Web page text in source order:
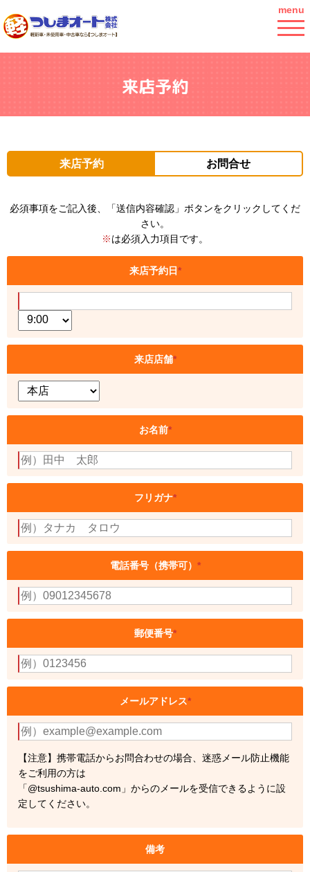
menu
来店予約
来店予約 お問合せ
必須事項をご記入後、「送信内容確認」ボタンをクリックしてくだ
さい。
※は必須入力項目です。
来店予約日*
来店店舗*
お名前*
フリガナ*
電話番号（携帯可） *
郵便番号*
メールアドレス*
【注意】携帯電話からお問合わせの場合、迷惑メール防止機能
をご利用の方は
「@tsushima-auto.com」からのメールを受信できるように設
定してください。
備考